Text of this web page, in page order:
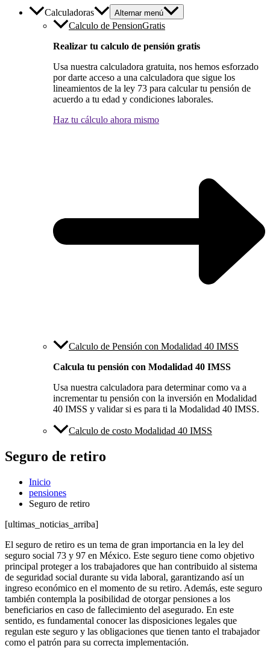
Calculadoras Alternar menú
Calculo de PensionGratis
Realizar tu calculo de pensión gratis
Usa nuestra calculadora gratuita, nos hemos esforzado
por darte acceso a una calculadora que sigue los
lineamientos de la ley 73 para calcular tu pensión de
acuerdo a tu edad y condiciones laborales.
Haz tu cálculo ahora mismo
Calculo de Pensión con Modalidad 40 IMSS
Calcula tu pensión con Modalidad 40 IMSS
Usa nuestra calculadora para determinar como va a
incrementar tu pensión con la inversión en Modalidad
40 IMSS y validar si es para ti la Modalidad 40 IMSS.
Calculo de costo Modalidad 40 IMSS
Seguro de retiro
Inicio
pensiones
Seguro de retiro
[ultimas_noticias_arriba]
El seguro de retiro es un tema de gran importancia en la ley del
seguro social 73 y 97 en México. Este seguro tiene como objetivo
principal proteger a los trabajadores que han contribuido al sistema
de seguridad social durante su vida laboral, garantizando así un
ingreso económico en el momento de su retiro. Además, este seguro
también contempla la posibilidad de otorgar pensiones a los
beneficiarios en caso de fallecimiento del asegurado. En este
sentido, es fundamental conocer las disposiciones legales que
regulan este seguro y las obligaciones que tienen tanto el trabajador
como el patrón para su correcta implementación.